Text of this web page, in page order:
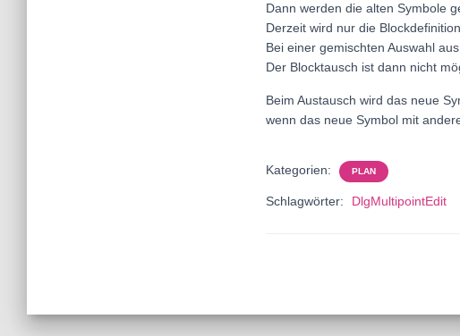
Dann werden die alten Symbole
Derzeit wird nur die
Bei einer gemischten Auswahl
Der Blocktausch ist dann nicht
Beim Austausch wird das neue
wenn das neue Symbol mit
Kategorien: PLAN
Schlagwörter: DlgMultipointEdit